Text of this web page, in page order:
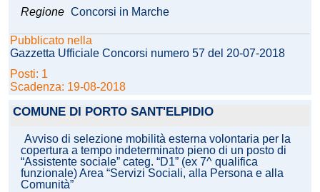
Regione Concorsi in Marche
Pubblicato nella
Gazzetta Ufficiale Concorsi numero 57 del 20-07-2018
Posti: 1
Scadenza: 19-08-2018
COMUNE DI PORTO SANT'ELPIDIO
Avviso di selezione mobilità esterna volontaria per la
copertura a tempo indeterminato pieno di un posto di
“Assistente sociale” categ. “D1” (ex 7^ qualifica
funzionale) Area “Servizi Sociali, alla Persona e alla
Comunità”